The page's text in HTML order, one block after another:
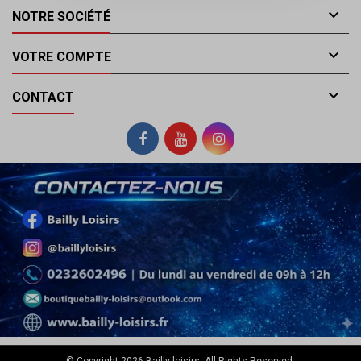
NOTRE SOCIÉTÉ 
VOTRE COMPTE 
CONTACT 